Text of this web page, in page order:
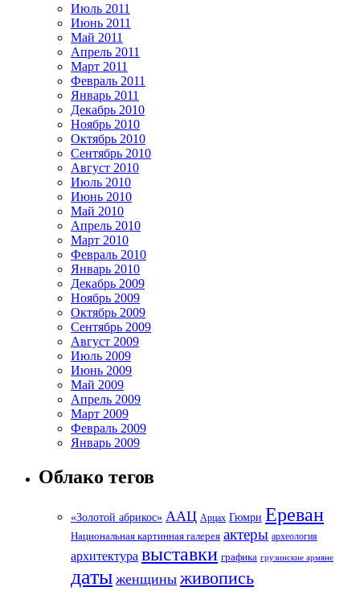
Июль 2011
Июнь 2011
Май 2011
Апрель 2011
Март 2011
Февраль 2011
Январь 2011
Декабрь 2010
Ноябрь 2010
Октябрь 2010
Сентябрь 2010
Август 2010
Июль 2010
Июнь 2010
Май 2010
Апрель 2010
Март 2010
Февраль 2010
Январь 2010
Декабрь 2009
Ноябрь 2009
Октябрь 2009
Сентябрь 2009
Август 2009
Июль 2009
Июнь 2009
Май 2009
Апрель 2009
Март 2009
Февраль 2009
Январь 2009
Облако тегов
«Золотой абрикос» ААЦ Арцах Гюмри Ереван
Национальная картинная галерея актеры археология
архитектура выставки графика грузинские армяне
даты женщины живопись